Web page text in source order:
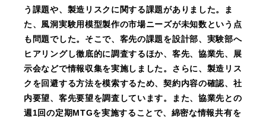
う課題や、製造リスクに関する課題がありました。ま
た、風洞実験用模型製作の市場ニーズが未知数という点
も問題でした。そこで、客先の課題を設計部、実験部へ
ヒアリングし徹底的に調査するほか、客先、協業先、展
示会などで情報収集を実施しました。さらに、製造リス
クを回避する方法を模索するため、契約内容の確認、社
内要望、客先要望を調査しています。また、協業先との
週1回の定期MTGを実施することで、綿密な情報共有を